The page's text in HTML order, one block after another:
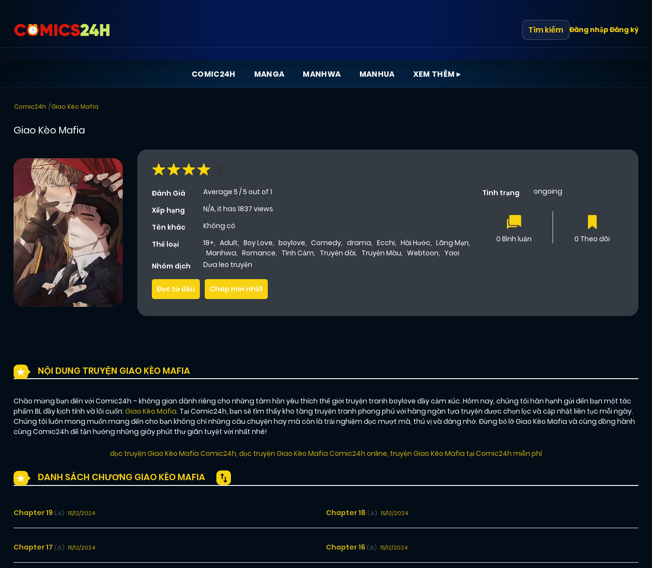
Tìm kiếm Đăng nhậpĐăng ký
COMIC24H MANGA MANHWA MANHUA XEM THÊM ▸
Comic24h Giao Kèo Mafia
Giao Kèo Mafia
Đánh Giá Average 5 /5 out of 1
Xếp hạng
N/A, it has 1837 views
Tên khác
Không có
Thể loại
18+, Adult, Boy Love, boylove, Comedy, drama, Ecchi, Hài Hước, Lãng Mạn,
Manhwa, Romance, Tình Cảm, Truyện dài, Truyện Màu, Webtoon, Yaoi
Nhóm dịch
Dưa leo truyện
Tình trạng ongoing
0 Bình luận 0 Theo dõi
Đọc từ đầu Chap mới nhất
NỘI DUNG TRUYỆN GIAO KÈO MAFIA
Chào mừng bạn đến với Comic24h – không gian dành riêng cho những tâm hồn yêu thích thế giới truyện tranh boylove đầy cảm xúc. Hôm nay, chúng tôi hân hạnh gửi đến bạn một tác
phẩm BL đầy kịch tính và lôi cuốn: Giao Kèo Mafia. Tại Comic24h, bạn sẽ tìm thấy kho tàng truyện tranh phong phú với hàng ngàn tựa truyện được chọn lọc và cập nhật liên tục mỗi ngày.
Chúng tôi luôn mong muốn mang đến cho bạn không chỉ những câu chuyện hay mà còn là trải nghiệm đọc mượt mà, thú vị và đáng nhớ. Đừng bỏ lỡ Giao Kèo Mafia và cùng đồng hành
cùng Comic24h để tận hưởng những giây phút thư giãn tuyệt vời nhất nhé!
đọc truyện Giao Kèo Mafia Comic24h, đọc truyện Giao Kèo Mafia Comic24h online, truyện Giao Kèo Mafia tại Comic24h miễn phí
DANH SÁCH CHƯƠNG GIAO KÈO MAFIA
Chapter 19 (JL) 15/12/2024 Chapter 18 (JL) 15/12/2024
Chapter 17 (JL) 15/12/2024 Chapter 16 (JL) 15/12/2024